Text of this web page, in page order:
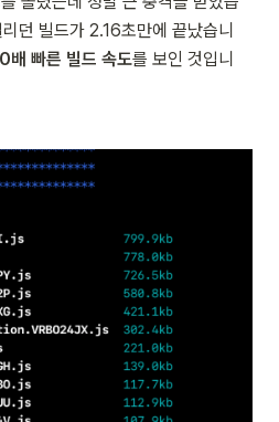
던 빌드가 2.16초만에 끝났습니
배 빠른 빌드 속도를 보인 것입니